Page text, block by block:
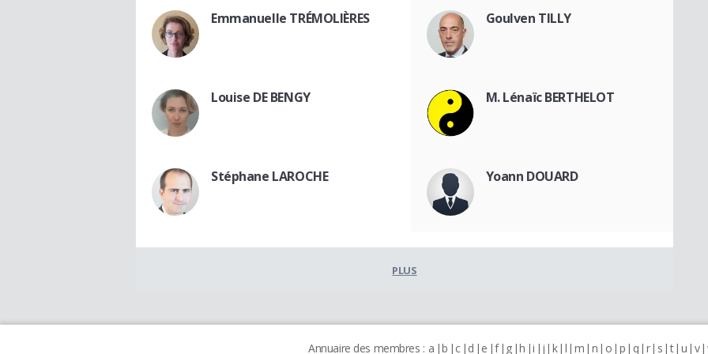
Emmanuelle TRÉMOLIÈRES Goulven TILLY
Louise DE BENGY M. Lénaïc BERTHELOT
Stéphane LAROCHE Yoann DOUARD
PLUS
Annuaire des membres : a b c d e f g h i j k l m n o p q r s t u v